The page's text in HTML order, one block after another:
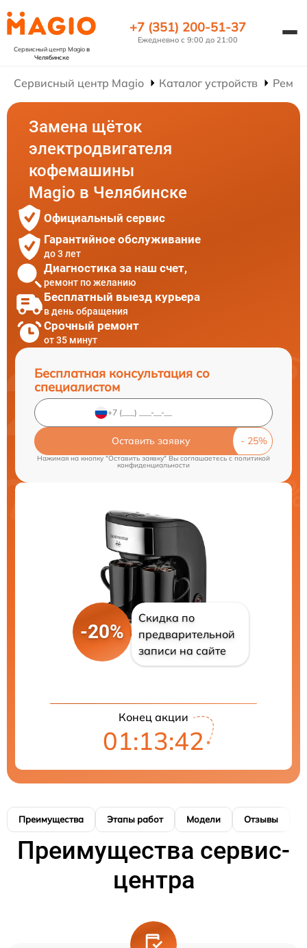
Сервисный центр Magioв
Челябинске
+7 (351) 200-51-37
Ежедневно с 9:00 до 21:00
Сервисный центр Magio Каталог устройств
Замена щёток
электродвигателя
кофемашины
Magio в Челябинске
Официальный сервис
Гарантийное обслуживание
до 3 лет
Диагностика за наш счет,
ремонт по желанию
Бесплатный выезд курьера
в день обращения
Срочный ремонт
от 35 минут
Бесплатная консультация со
специалистом
Оставить заявку
Нажимая на кнопку "Оставить заявку" Вы соглашаетесь cполитикой
конфиденциальности
-20%
Скидка по
предварительной
записи на сайте
Конец акции
01:13:41
Преимущества Этапы работ Модели Отзывы
Преимущества сервис-
центра